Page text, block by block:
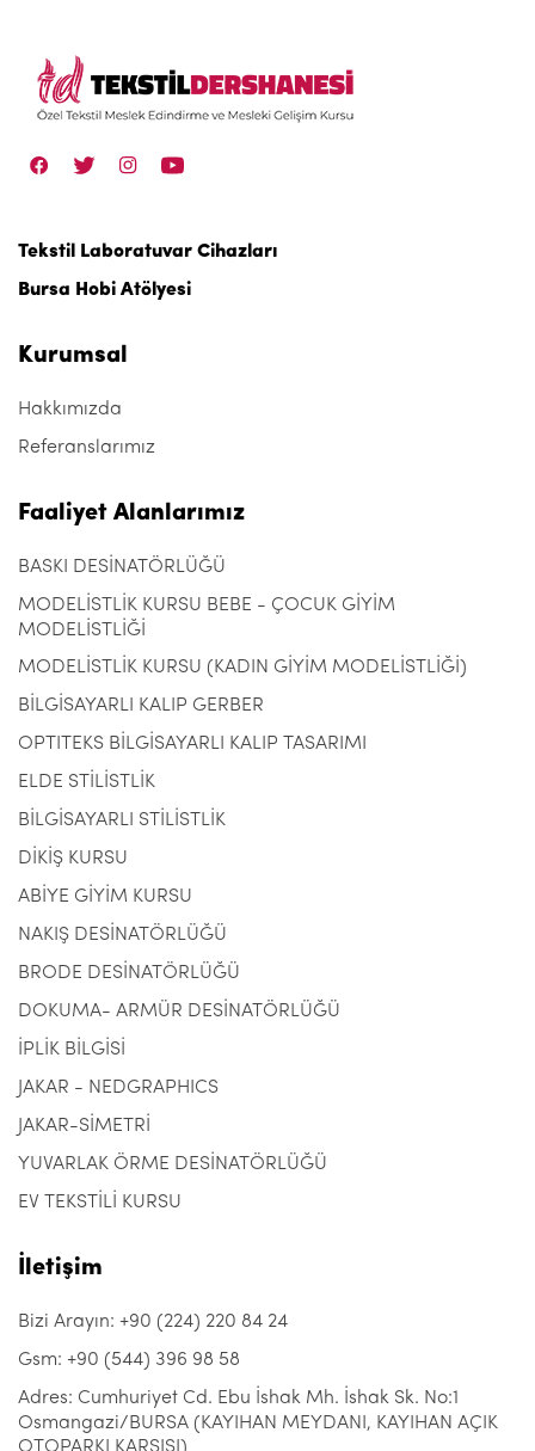
Tekstil Laboratuvar Cihazları
Bursa Hobi Atölyesi
Kurumsal
Hakkımızda
Referanslarımız
Faaliyet Alanlarımız
BASKI DESİNATÖRLÜĞÜ
MODELİSTLİK KURSU BEBE - ÇOCUK GİYİM
MODELİSTLİĞİ
MODELİSTLİK KURSU (KADIN GİYİM MODELİSTLİĞİ)
BİLGİSAYARLI KALIP GERBER
OPTITEKS BİLGİSAYARLI KALIP TASARIMI
ELDE STİLİSTLİK
BİLGİSAYARLI STİLİSTLİK
DİKİŞ KURSU
ABİYE GİYİM KURSU
NAKIŞ DESİNATÖRLÜĞÜ
BRODE DESİNATÖRLÜĞÜ
DOKUMA- ARMÜR DESİNATÖRLÜĞÜ
İPLİK BİLGİSİ
JAKAR - NEDGRAPHICS
JAKAR-SİMETRİ
YUVARLAK ÖRME DESİNATÖRLÜĞÜ
EV TEKSTİLİ KURSU
İletişim
Bizi Arayın: +90 (224) 220 84 24
Gsm: +90 (544) 396 98 58
Adres: Cumhuriyet Cd. Ebu İshak Mh. İshak Sk. No:1
Osmangazi/BURSA (KAYIHAN MEYDANI, KAYIHAN AÇIK
OTOPARKI KARŞISI)